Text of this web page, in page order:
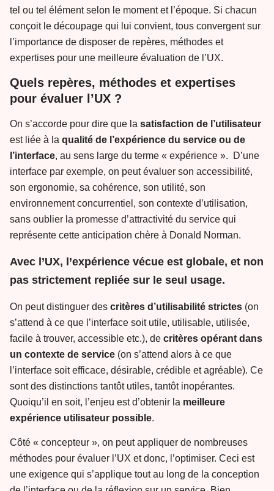
tel ou tel élément selon le moment et l’époque. Si chacun
conçoit le découpage qui lui convient, tous convergent sur
l’importance de disposer de repères, méthodes et
expertises pour une meilleure évaluation de l’UX.
Quels repères, méthodes et expertises
pour évaluer l’UX ?
On s’accorde pour dire que la satisfaction de l’utilisateur
est liée à la qualité de l’expérience du service ou de
l’interface, au sens large du terme « expérience ». D’une
interface par exemple, on peut évaluer son accessibilité,
son ergonomie, sa cohérence, son utilité, son
environnement concurrentiel, son contexte d’utilisation,
sans oublier la promesse d’attractivité du service qui
représente cette anticipation chère à Donald Norman.
Avec l’UX, l’expérience vécue est globale, et non
pas strictement repliée sur le seul usage.
On peut distinguer des critères d’utilisabilité strictes (on
s’attend à ce que l’interface soit utile, utilisable, utilisée,
facile à trouver, accessible etc.), de critères opérant dans
un contexte de service (on s’attend alors à ce que
l’interface soit efficace, désirable, crédible et agréable). Ce
sont des distinctions tantôt utiles, tantôt inopérantes.
Quoiqu’il en soit, l’enjeu est d’obtenir la meilleure
expérience utilisateur possible.
Côté « concepteur », on peut appliquer de nombreuses
méthodes pour évaluer l’UX et donc, l’optimiser. Ceci est
une exigence qui s’applique tout au long de la conception